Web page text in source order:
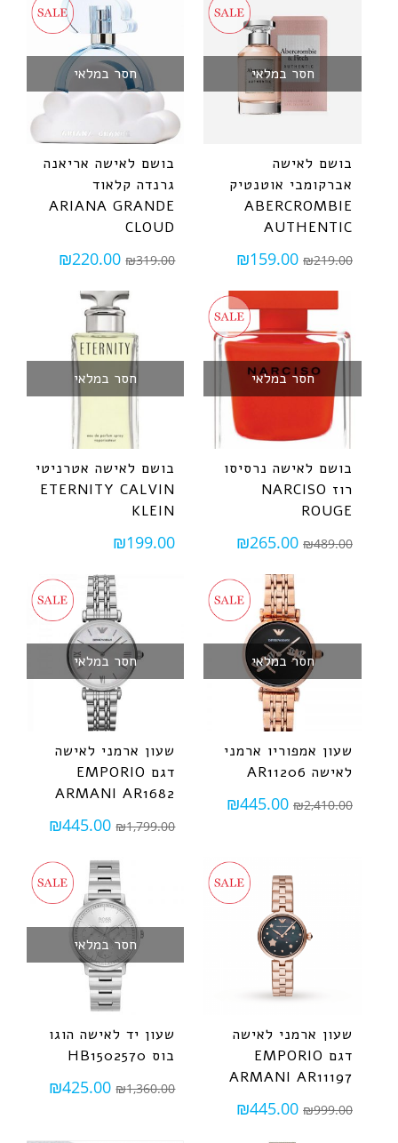
חסר במלאי
בושם לאישה
אברקומבי אוטנטיק
ABERCROMBIE
AUTHENTIC
₪219.00
₪159.00
חסר במלאי
בושם לאישה אריאנה
גרנדה קלאוד
ARIANA GRANDE
CLOUD
₪319.00
₪220.00
חסר במלאי
בושם לאישה נרסיסו
רוז NARCISO
ROUGE
₪489.00
₪265.00
חסר במלאי
בושם לאישה אטרניטי
ETERNITY CALVIN
KLEIN
₪199.00
חסר במלאי
שעון אמפוריו ארמני
לאישה AR11206
₪2,410.00
₪445.00
חסר במלאי
שעון ארמני לאישה
דגם EMPORIO
ARMANI AR1682
₪1,799.00
₪445.00
שעון ארמני ‏לאישה
דגם EMPORIO
ARMANI AR11197
₪999.00
₪445.00
חסר במלאי
שעון יד לאישה הוגו
בוס HB1502570
₪1,360.00
₪425.00